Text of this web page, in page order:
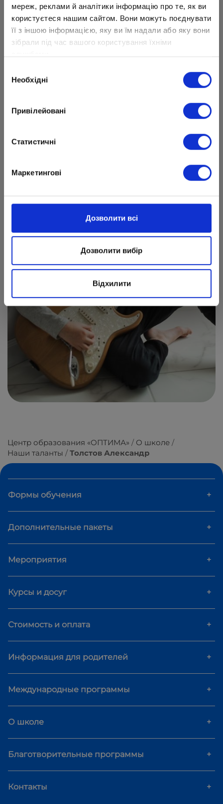
мереж, реклами й аналітики інформацію про те, як ви
користуєтеся нашим сайтом. Вони можуть поєднувати
її з іншою інформацією, яку ви їм надали або яку вони
зібрали під час вашого користування їхніми
згоди
Необхідні
Привілейовані
Статистичні
Маркетингові
Дозволити всі
Дозволити вибір
Відхилити
Мы гордимся, что в «Оптиме» учатся такие
талантливые дети!
творческого вдохновения и успехов!
Центр образования «ОПТИМА»
О школе
Наши таланты
Толстов Александр
Формы обучения +
Дополнительные пакеты +
Мероприятия +
Курсы и досуг +
Стоимость и оплата +
Информация для родителей +
Международные программы +
О школе +
Благотворительные программы +
Контакты +